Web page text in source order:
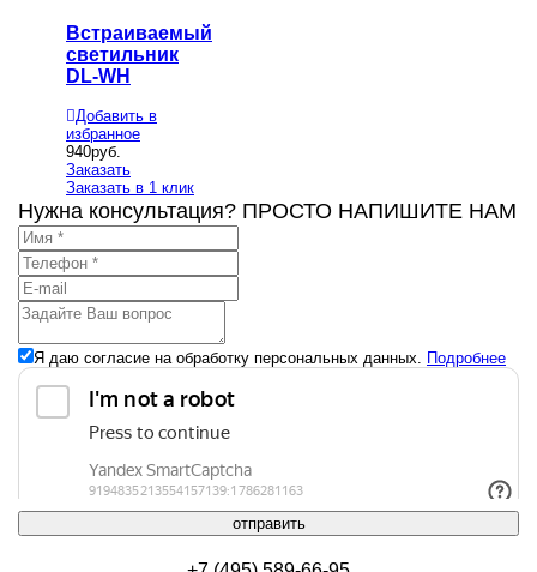
Встраиваемый
светильник
DL-WH
Добавить в
избранное
940руб.
Заказать
Заказать в 1 клик
Нужна консультация? ПРОСТО НАПИШИТЕ НАМ
Я даю согласие на обработку персональных данных. Подробнее
отправить